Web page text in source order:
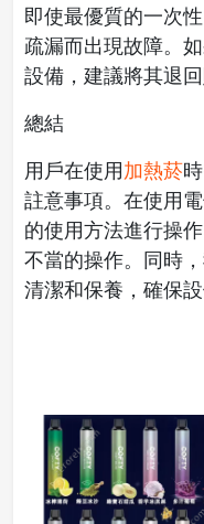
即使最優質的一次
疏漏而出現故障。
設備，建議將其退
總結
用戶在使用加熱菸
註意事項。在使用
的使用方法進行操
不當的操作。同時
清潔和保養，確保